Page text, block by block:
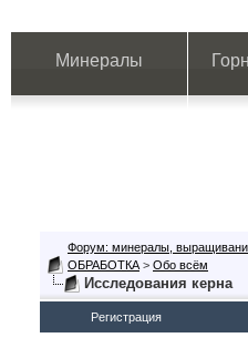
Минералы
Форум: минералы,
ОБРАБОТКА > Обо всём
Исследования керна
Регистрация